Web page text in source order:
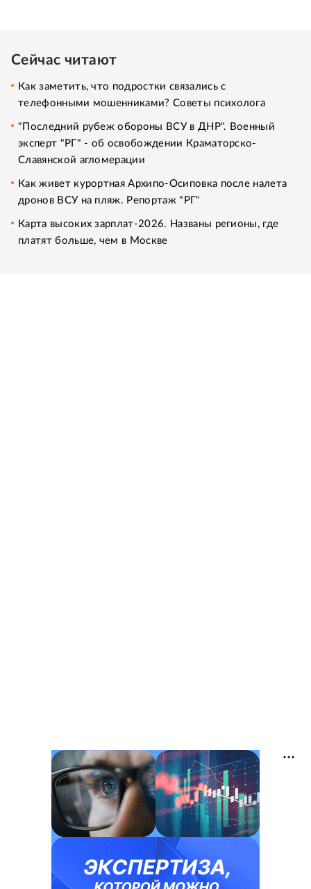
Сейчас читают
Как заметить, что подростки связались с
телефонными мошенниками? Советы психолога
"Последний рубеж обороны ВСУ в ДНР". Военный
эксперт "РГ" - об освобождении Краматорско-
Славянской агломерации
Как живет курортная Архипо-Осиповка после налета
дронов ВСУ на пляж. Репортаж "РГ"
Карта высоких зарплат-2026. Названы регионы, где
платят больше, чем в Москве